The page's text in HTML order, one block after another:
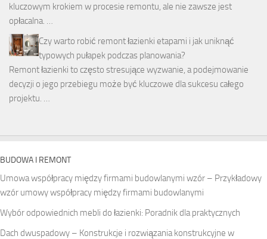
kluczowym krokiem w procesie remontu, ale nie zawsze jest
opłacalna. …
Czy warto robić remont łazienki etapami i jak uniknąć
typowych pułapek podczas planowania?
Remont łazienki to często stresujące wyzwanie, a podejmowanie
decyzji o jego przebiegu może być kluczowe dla sukcesu całego
projektu. …
BUDOWA I REMONT
Umowa współpracy między firmami budowlanymi wzór – Przykładowy
wzór umowy współpracy między firmami budowlanymi
Wybór odpowiednich mebli do łazienki: Poradnik dla praktycznych
Dach dwuspadowy – Konstrukcje i rozwiązania konstrukcyjne w